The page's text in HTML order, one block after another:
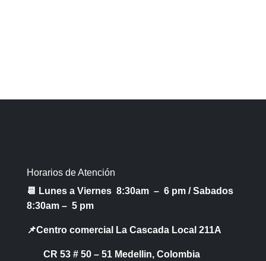
Horarios de Atención
📆 Lunes a Viernes 8:30am – 6 pm /Sabados
8:30am – 5 pm
📌Centro comercial La Cascada Local 211A
CR 53 # 50 – 51 Medellin, Colombia